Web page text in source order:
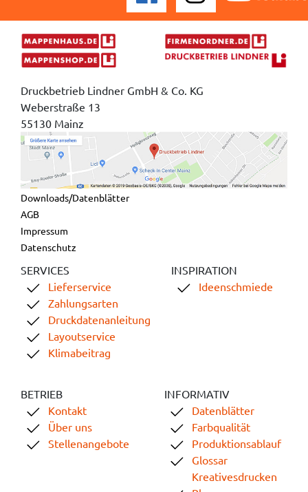
Druckbetrieb Lindner GmbH & Co. KG
Weberstraße 13
55130 Mainz
Downloads/Datenblätter
AGB
Impressum
Datenschutz
SERVICES
Lieferservice
Zahlungsarten
Druckdatenanleitung
Layoutservice
Klimabeitrag
INSPIRATION
Ideenschmiede
BETRIEB
Kontakt
Über uns
Stellenangebote
INFORMATIV
Datenblätter
Farbqualität
Produktionsablauf
Glossar
Kreativesdrucken